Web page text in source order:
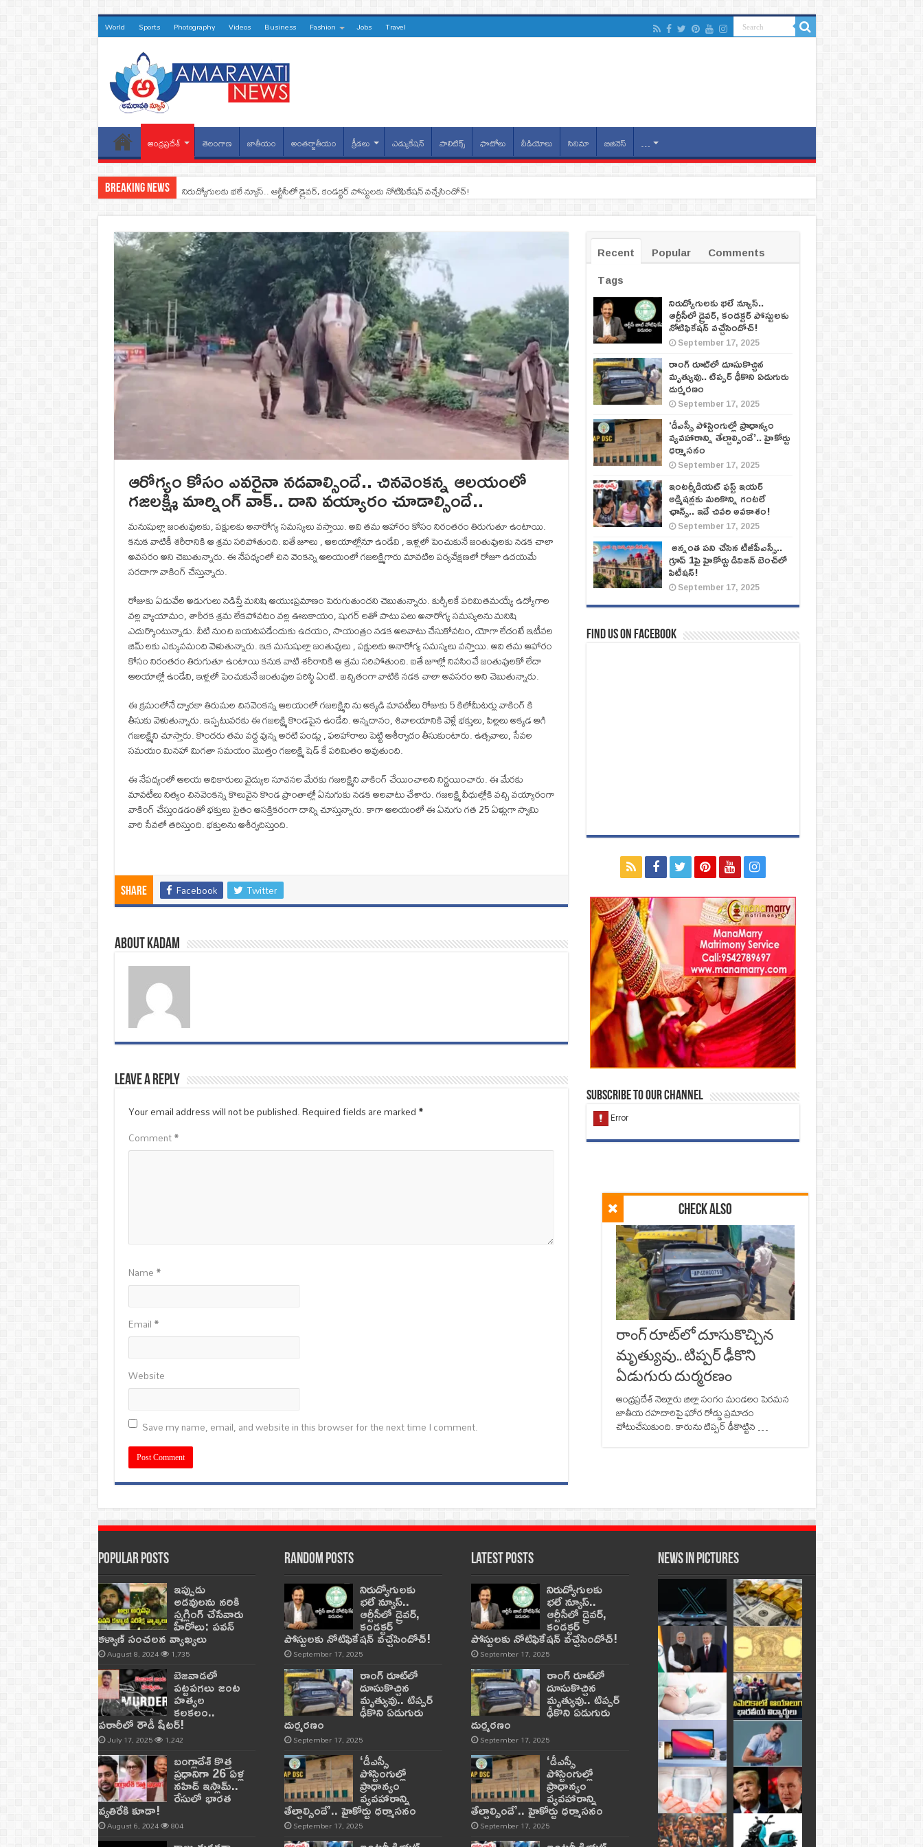
World Sports Photography Videos Business Fashion Jobs Travel
ఆంధ్రప్రదేశ్ తెలంగాణ జాతీయం అంతర్జాతీయం క్రీడలు ఎడ్యుకేషన్ పాలిటిక్స్ ఫొటోలు వీడియోలు సినిమా బిజినెస్ …
Breaking News నిరుద్యోగులకు భలే న్యూస్.. ఆర్టీసీలో డ్రైవర్, కండక్టర్‌ పోస్టులకు నోటిఫికేషన్‌ వచ్చేసిందోచ్‌!
ఆరోగ్యం కోసం ఎవరైనా నడవాల్సిందే.. చినవెంకన్న ఆలయంలో
గజలక్ష్మి మార్నింగ్ వాక్.. దాని వయ్యారం చూడాల్సిందే..
మనుషుల్లా జంతువులకు, పక్షులకు అనారోగ్య సమస్యలు వస్తాయి. అవి తమ ఆహారం కోసం నిరంతరం తిరుగుతూ ఉంటాయి.
కనుక వాటికీ శరీరానికి ఆ శ్రమ సరిపోతుంది. ఐతే జూలు , ఆలయాల్లోనూ ఉండేవి , ఇళ్లలో పెంచుకునే జంతువులకు నడక చాలా
అవసరం అని చెబుతున్నారు. ఈ నేపధ్యంలో చిన వెంకన్న ఆలయంలో గజలక్ష్మిగారు మావటిల పర్యవేక్షణలో రోజూ ఉదయమే
సరదాగా వాకింగ్ చేస్తున్నారు.
రోజుకు ఏడువేల అడుగులు నడిస్తే మనిషి ఆయుఃప్రమాణం పెరుగుతుందని చెబుతున్నారు. కుర్చీలకే పరిమితమయ్యే ఉద్యోగాల
వల్ల వ్యాయామం, శారీరక శ్రమ లేకపోవటం వల్ల ఊబకాయం, షుగర్ లతో పాటు పలు అనారోగ్య సమస్యలను మనిషి
ఎదుర్కొంటున్నాడు. వీటి నుంచి బయటపడేందుకు ఉదయం, సాయంత్రం నడక అలవాటు చేసుకోవటం, యోగా లేదంటే ఇటీవల
జిమ్ లకు ఎక్కువమంది వెళుతున్నారు. ఇక మనుషుల్లా జంతువులు , పక్షులకు అనారోగ్య సమస్యలు వస్తాయి. అవి తమ ఆహారం
కోసం నిరంతరం తిరుగుతూ ఉంటాయి కనుక వాటి శరీరానికి ఆ శ్రమ సరిపోతుంది. ఐతే జూల్లో నివసించే జంతువులకో లేదా
ఆలయాల్లో ఉండేవి, ఇళ్లలో పెంచుకునే జంతువుల పరిస్థి ఏంటి. ఖచ్చితంగా వాటికి నడక చాలా అవసరం అని చెబుతున్నారు.
ఈ క్రమంలోనే ద్వారకా తిరుమల చినవెంకన్న ఆలయంలో గజలక్ష్మిని ను అక్కడి మావటీలు రోజుకు 5 కిలోమీటర్లు వాకింగ్ కి
తీసుకు వెళుతున్నారు. ఇప్పటువరకు ఈ గజలక్ష్మి కొండపైన ఉండేది. అన్నదానం, శివాలయానికి వెళ్లే భక్తులు, పిల్లలు అక్కడ ఆగి
గజలక్ష్మిని చూస్తారు. కొందరు తమ వద్ద వున్న అరటి పండ్లు , ఫలహారాలు పెట్టి ఆశీర్వాదం తీసుకుంటారు. ఉత్సవాలు, సేవల
సమయం మినహా మిగతా సమయం మొత్తం గజలక్ష్మి షెడ్ కే పరిమితం అవుతుంది.
ఈ నేపధ్యంలో ఆలయ అధికారులు వైద్యుల సూచనల మేరకు గజలక్ష్మిని వాకింగ్ చేయించాలని నిర్ణయించారు. ఈ మేరకు
మావటీలు నిత్యం చినవెంకన్న కొలువైన కొండ ప్రాంతాల్లో ఏనుగుకు నడక అలవాటు చేశారు. గజలక్ష్మి వీధుల్లోకి వచ్చి వయ్యారంగా
వాకింగ్ చేస్తుండడంతో భక్తులు సైతం ఆసక్తికరంగా దాన్ని చూస్తున్నారు. కాగా ఆలయంలో ఈ ఏనుగు గత 25 ఏళ్లుగా స్వామి
వారి సేవలో తరిస్తుంది. భక్తులను ఆశీర్వదిస్తుంది.
Share Facebook Twitter
About Kadam
Check Also
రాంగ్ రూట్‌లో దూసుకొచ్చిన
మృత్యువు.. టిప్పర్ ఢీకొని
ఏడుగురు దుర్మరణం
ఆంధ్రప్రదేశ్ నెల్లూరు జిల్లా సంగం మండలం పెరమన
జాతీయ రహదారిపై ఘోర రోడ్డు ప్రమాదం
చోటుచేసుకుంది. కారును టిప్పర్‌ ఢీకొట్టిన …
Leave a Reply
Your email address will not be published.Required fields are marked*
Comment*
Name*
Email*
Website
Save my name, email, and website in this browser for the next time I comment.
Recent Popular
Comments
Tags
నిరుద్యోగులకు భలే న్యూస్..
ఆర్టీసీలో డ్రైవర్, కండక్టర్‌ పోస్టులకు
నోటిఫికేషన్‌ వచ్చేసిందోచ్‌!
September 17, 2025
రాంగ్ రూట్‌లో దూసుకొచ్చిన
మృత్యువు.. టిప్పర్ ఢీకొని ఏడుగురు
దుర్మరణం
September 17, 2025
‘డీఎస్సీ పోస్టింగుల్లో ప్రాధాన్యం
వ్యవహారాన్ని తేల్చాల్సిందే’.. హైకోర్టు
ధర్మాసనం
September 17, 2025
ఇంటర్మీడియట్ ఫస్ట్‌ ఇయర్‌
అడ్మిషన్లకు మరికొన్ని గంటలే
ఛాన్స్‌.. ఇదే చివరి అవకాశం!
September 17, 2025
అన్నంత పని చేసిన టీజీపీఎస్సీ..
గ్రూప్‌ 1పై హైకోర్టు డివిజన్‌ బెంచ్‌లో
పిటీషన్‌!
September 17, 2025
Find us on Facebook
Subscribe to our Channel
Popular Posts
ఇప్పుడు
అడవులను నరికి
స్మగ్లింగ్ చేసేవారు
హీరోలు: పవన్
కళ్యాణ్ సంచలన వ్యాఖ్యలు
August 8, 2024 1,735
బెజవాడలో
పట్టపగలు జంట
హత్యల
కలకలం..
పరారీలో రౌడీ షీటర్‌!
July 17, 2025 1,242
బంగ్లాదేశ్ కొత్త
ప్రధానిగా 26 ఏళ్ల
నహిద్ ఇస్లామ్..
రేసులో భారత
వ్యతిరేకి కూడా!
August 6, 2024 804
Random Posts
నిరుద్యోగులకు
భలే న్యూస్..
ఆర్టీసీలో డ్రైవర్,
కండక్టర్‌
పోస్టులకు నోటిఫికేషన్‌ వచ్చేసిందోచ్‌!
September 17, 2025
రాంగ్ రూట్‌లో
దూసుకొచ్చిన
మృత్యువు.. టిప్పర్
ఢీకొని ఏడుగురు
దుర్మరణం
September 17, 2025
‘డీఎస్సీ
పోస్టింగుల్లో
ప్రాధాన్యం
వ్యవహారాన్ని
తేల్చాల్సిందే’.. హైకోర్టు ధర్మాసనం
September 17, 2025
Latest Posts
నిరుద్యోగులకు
భలే న్యూస్..
ఆర్టీసీలో డ్రైవర్,
కండక్టర్‌
పోస్టులకు నోటిఫికేషన్‌ వచ్చేసిందోచ్‌!
September 17, 2025
రాంగ్ రూట్‌లో
దూసుకొచ్చిన
మృత్యువు.. టిప్పర్
ఢీకొని ఏడుగురు
దుర్మరణం
September 17, 2025
‘డీఎస్సీ
పోస్టింగుల్లో
ప్రాధాన్యం
వ్యవహారాన్ని
తేల్చాల్సిందే’.. హైకోర్టు ధర్మాసనం
September 17, 2025
News in Pictures